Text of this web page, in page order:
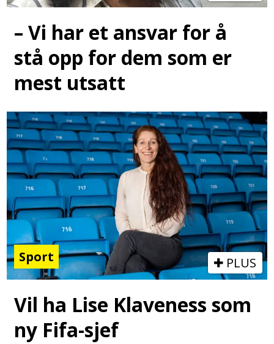
– Vi har et ansvar for å
stå opp for dem som er
mest utsatt
Sport PLUS
Vil ha Lise Klaveness som
ny Fifa-sjef